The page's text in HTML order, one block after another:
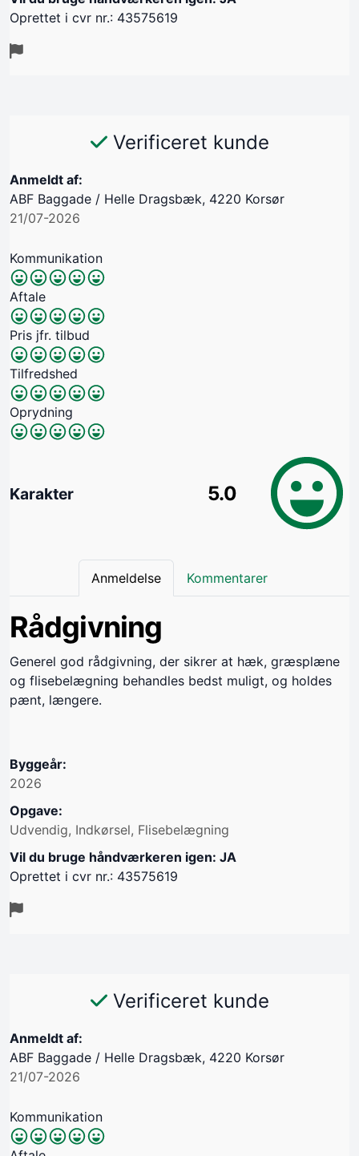
Oprettet i cvr nr.: 43575619
Verificeret kunde
Anmeldt af:
ABF Baggade / Helle Dragsbæk, 4220 Korsør
21/07-2026
Kommunikation
Aftale
Pris jfr. tilbud
Tilfredshed
Oprydning
Karakter 5.0
Anmeldelse Kommentarer
Rådgivning
Generel god rådgivning, der sikrer at hæk, græsplæne
og flisebelægning behandles bedst muligt, og holdes
pænt, længere.
Byggeår:
2026
Opgave:
Udvendig, Indkørsel, Flisebelægning
Vil du bruge håndværkeren igen: JA
Oprettet i cvr nr.: 43575619
Verificeret kunde
Anmeldt af:
ABF Baggade / Helle Dragsbæk, 4220 Korsør
21/07-2026
Kommunikation